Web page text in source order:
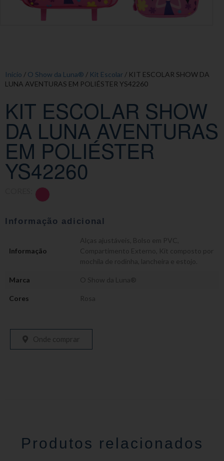
Início / O Show da Luna® / Kit Escolar / KIT ESCOLAR SHOW DA
LUNA AVENTURAS EM POLIÉSTER YS42260
KIT ESCOLAR SHOW
DA LUNA AVENTURAS
EM POLIÉSTER
YS42260
Informação adicional
Informação
Alças ajustáveis Bolso em PVC
Compartimento Externo Kit composto por
mochila de rodinha, lancheira e estojo.
Marca O Show da Luna®
Cores Rosa
Onde comprar
Produtos relacionados